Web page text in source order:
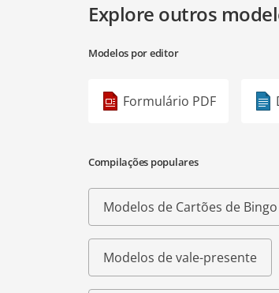
Explore outros
Modelos por editor
Formulário PDF
Compilações populares
Modelos de Cartões de Bingo
Modelos de vale-presente